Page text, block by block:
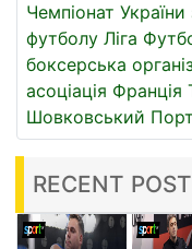
Чемпіонат
футболу Ліга
боксерська
асоціація Франція
Шовковський
RECENT